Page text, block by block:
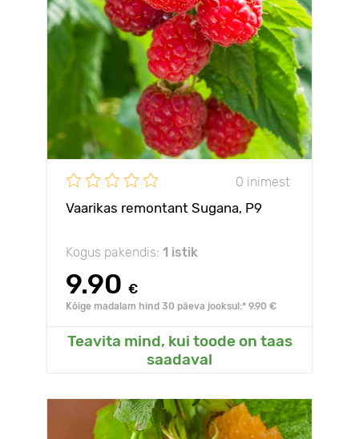
0 inimest
Vaarikas remontant Sugana, Р9
Kogus pakendis: 1 istik
9.90 €
Kõige madalam hind 30 päeva jooksul:* 9.90 €
Teavita mind, kui toode on taas
saadaval